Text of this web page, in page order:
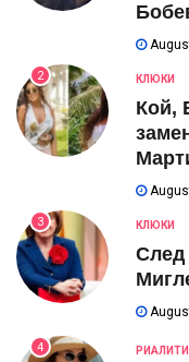
2 КЛЮКИ
Кой,
3 КЛЮКИ
След
4 РИАЛИТИ